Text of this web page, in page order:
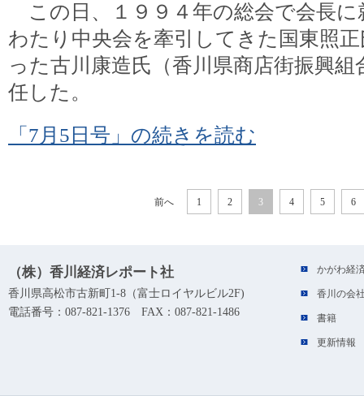
この日、１９９４年の総会で会長に
わたり中央会を牽引してきた国東照
った古川康造氏（香川県商店街振興
任した。
「7月5日号」の続きを読む
前へ 1 2 3 4 5 6
（株）香川経済レポート社
香川県高松市古新町1-8（富士ロイヤルビル2F)
電話番号：087-821-1376 FAX：087-821-1486
かがわ経
香川の会
書籍
更新情報